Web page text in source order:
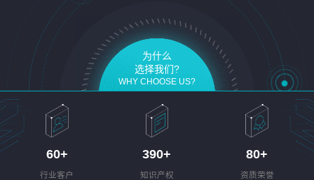
为什么
选择我们?
WHY CHOOSE US?
60+
行业客户
390+
知识产权
80+
资质荣誉